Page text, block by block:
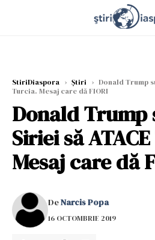
StiriDiaspora › Știri › Donald Trump
Turcia. Mesaj care dă FIORI
Donald Trump
Siriei să
Mesaj care dă
DeNarcis Popa
16 OCTOMBRIE 2019